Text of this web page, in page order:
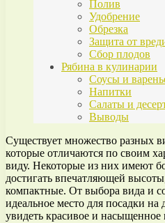
Полив
Удобрение
Обрезка
Защита от
Сбор плодов
Рябина в кулинарии
Соусы и
Напитки
Салаты и
Выводы
Существует множество разных
которые отличаются по своим
виду. Некоторые из них имеют
достигать впечатляющей
компактные. От выбора вида и
идеальное место для посадки на
увидеть красивое и